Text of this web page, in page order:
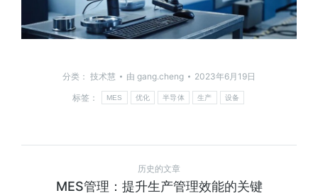
分类： 技术慧 由 gang.cheng
2023年6月19日
标签：
MES 优化 半导体 生产 设备
历史的文章
MES管理：提升生产管理效能的关键